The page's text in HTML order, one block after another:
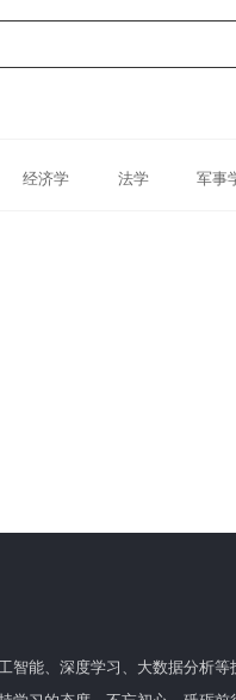
经济学 法学 军事
智能、深度学习、大数据分析